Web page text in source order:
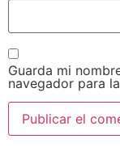
Guarda mi
navegador para